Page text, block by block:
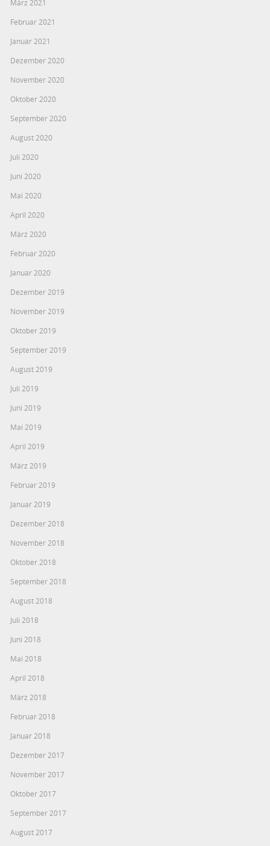
März 2021
Februar 2021
Januar 2021
Dezember 2020
November 2020
Oktober 2020
September 2020
August 2020
Juli 2020
Juni 2020
Mai 2020
April 2020
März 2020
Februar 2020
Januar 2020
Dezember 2019
November 2019
Oktober 2019
September 2019
August 2019
Juli 2019
Juni 2019
Mai 2019
April 2019
März 2019
Februar 2019
Januar 2019
Dezember 2018
November 2018
Oktober 2018
September 2018
August 2018
Juli 2018
Juni 2018
Mai 2018
April 2018
März 2018
Februar 2018
Januar 2018
Dezember 2017
November 2017
Oktober 2017
September 2017
August 2017